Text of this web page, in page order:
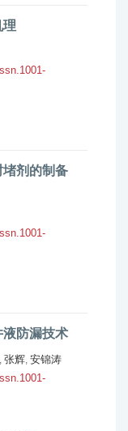
理
剂的制备
防漏技术
, 张辉, 安锦涛